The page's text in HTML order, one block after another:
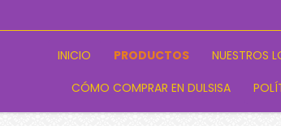
INICIO PRODUCTOS NUESTROS
CÓMO COMPRAR EN DULSISA